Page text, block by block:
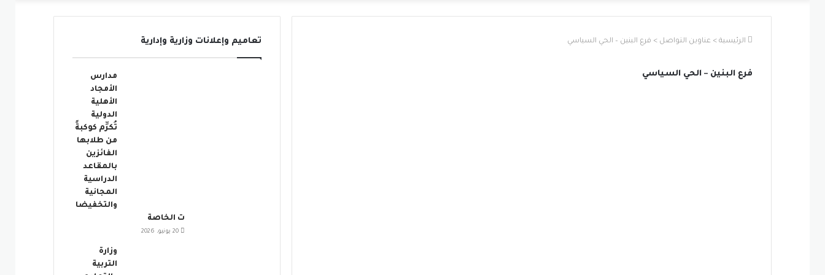
الرئيسية > عناوين التواصل > فرع البنين – الحي السياسي
فرع البنين – الحي السياسي
تعاميم وإعلانات وزارية وإدارية
مدارس
الأمجاد
الأهلية
الدولية
تُكرِّم كوكبةً
من طلابها
الفائزين
بالمقاعد
الدراسية
المجانية
والتخفيضا
ت الخاصة
20 يونيو، 2026
وزارة
التربية